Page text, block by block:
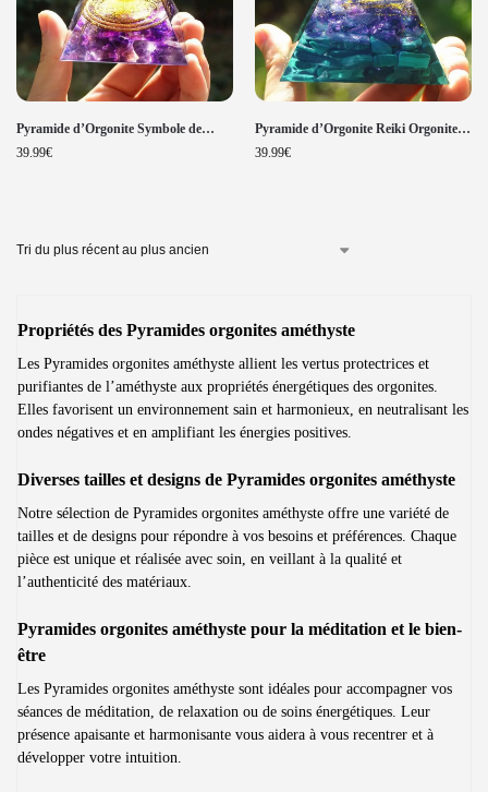
Pyramide d’Orgonite Symbole de
Force et de Guérison Œil de Tigre et
39.99€
Pyramide d’Orgonite Reiki Orgonite
Sphère d’Améthyste Malachite et
39.99€
Propriétés des Pyramides orgonites améthyste
Les Pyramides orgonites améthyste allient les vertus protectrices et
purifiantes de l’améthyste aux propriétés énergétiques des orgonites.
Elles favorisent un environnement sain et harmonieux, en neutralisant les
ondes négatives et en amplifiant les énergies positives.
Diverses tailles et designs de Pyramides orgonites améthyste
Notre sélection de Pyramides orgonites améthyste offre une variété de
tailles et de designs pour répondre à vos besoins et préférences. Chaque
pièce est unique et réalisée avec soin, en veillant à la qualité et
l’authenticité des matériaux.
Pyramides orgonites améthyste pour la méditation et le bien-
être
Les Pyramides orgonites améthyste sont idéales pour accompagner vos
séances de méditation, de relaxation ou de soins énergétiques. Leur
présence apaisante et harmonisante vous aidera à vous recentrer et à
développer votre intuition.